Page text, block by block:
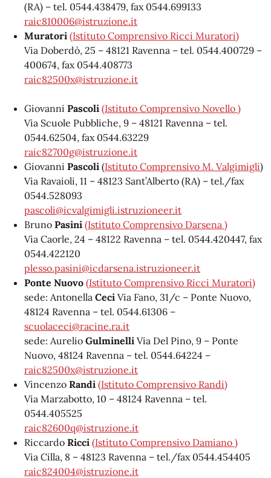
(RA) – tel. 0544.438479, fax 0544.699133
raic810006@istruzione.it
Muratori (Istituto Comprensivo Ricci Muratori)
Via Doberdò, 25 – 48121 Ravenna – tel. 0544.400729 –
400674, fax 0544.408773
raic82500x@istruzione.it
Giovanni Pascoli (Istituto Comprensivo Novello )
Via Scuole Pubbliche, 9 – 48121 Ravenna – tel.
0544.62504, fax 0544.63229
raic82700g@istruzione.it
Giovanni Pascoli (Istituto Comprensivo M. Valgimigli)
Via Ravaioli, 11 – 48123 Sant’Alberto (RA) – tel./fax
0544.528093
pascoli@icvalgimigli.istruzioneer.it
Bruno Pasini (Istituto Comprensivo Darsena )
Via Caorle, 24 – 48122 Ravenna – tel. 0544.420447, fax
0544.422120
plesso.pasini@icdarsena.istruzioneer.it
Ponte Nuovo (Istituto Comprensivo Ricci Muratori)
sede: Antonella Ceci Via Fano, 31/c – Ponte Nuovo,
48124 Ravenna – tel. 0544.61306 –
scuolaceci@racine.ra.it
sede: Aurelio Gulminelli Via Del Pino, 9 – Ponte
Nuovo, 48124 Ravenna – tel. 0544.64224 –
raic82500x@istruzione.it
Vincenzo Randi (Istituto Comprensivo Randi)
Via Marzabotto, 10 – 48124 Ravenna – tel.
0544.405525
raic82600q@istruzione.it
Riccardo Ricci (Istituto Comprensivo Damiano )
Via Cilla, 8 – 48123 Ravenna – tel./fax 0544.454405
raic824004@istruzione.it